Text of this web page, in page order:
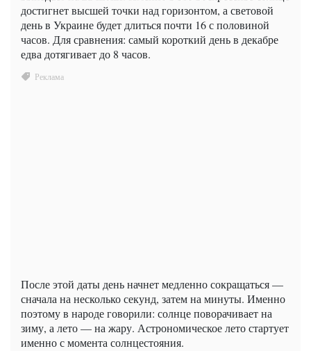
достигнет высшей точки над горизонтом, а световой
день в Украине будет длиться почти 16 с половиной
часов. Для сравнения: самый короткий день в декабре
едва дотягивает до 8 часов.
После этой даты день начнет медленно сокращаться —
сначала на несколько секунд, затем на минуты. Именно
поэтому в народе говорили: солнце поворачивает на
зиму, а лето — на жару. Астрономическое лето стартует
именно с момента солнцестояния.